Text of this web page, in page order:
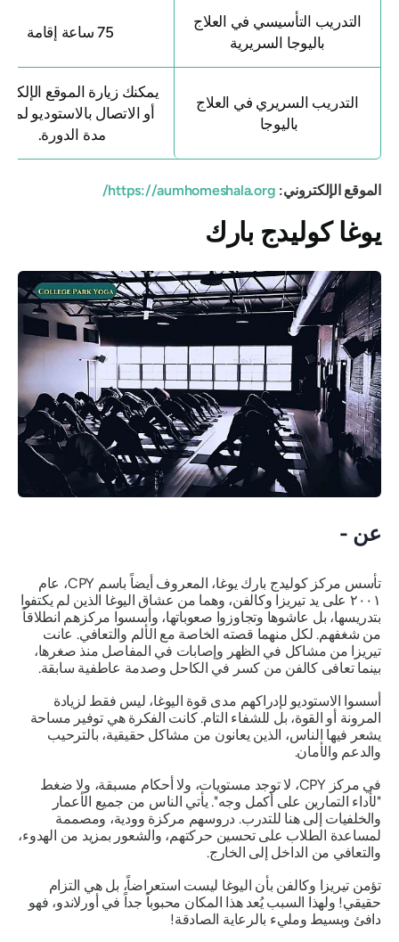
التدريب التأسيسي في العلاج
باليوجا السريرية
75 ساعة إقامة
التدريب السريري في العلاج
باليوجا
يمكنك زيارة الموقع
أو الاتصال بالاستوديو
مدة الدورة.
الموقع الإلكتروني: https://aumhomeshala.org/
يوغا كوليدج بارك
عن -
تأسس مركز كوليدج بارك يوغا، المعروف أيضاً باسم CPY، عام
٢٠٠١ على يد تيريزا وكالفن، وهما من عشاق اليوغا الذين لم يكتفوا
بتدريسها، بل عاشوها وتجاوزوا صعوباتها، وأسسوا مركزهم انطلاقاً
من شغفهم. لكل منهما قصته الخاصة مع الألم والتعافي. عانت
تيريزا من مشاكل في الظهر وإصابات في المفاصل منذ صغرها،
بينما تعافى كالفن من كسر في الكاحل وصدمة عاطفية سابقة.
أسسوا الاستوديو لإدراكهم مدى قوة اليوغا، ليس فقط لزيادة
المرونة أو القوة، بل للشفاء التام. كانت الفكرة هي توفير مساحة
يشعر فيها الناس، الذين يعانون من مشاكل حقيقية، بالترحيب
والدعم والأمان.
في مركز CPY، لا توجد مستويات، ولا أحكام مسبقة، ولا ضغط
"لأداء التمارين على أكمل وجه".يأتي الناس من جميع الأعمار
والخلفيات إلى هنا للتدرب. دروسهم مركزة وودية، ومصممة
لمساعدة الطلاب على تحسين حركتهم، والشعور بمزيد من الهدوء،
والتعافي من الداخل إلى الخارج.
تؤمن تيريزا وكالفن بأن اليوغا ليست استعراضاً، بل هي التزام
حقيقي! ولهذا السبب يُعد هذا المكان محبوباً جداً في أورلاندو، فهو
دافئ وبسيط ومليء بالرعاية الصادقة!